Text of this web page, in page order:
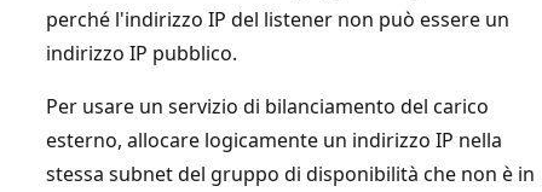
perché l'indirizzo IP del listener non può essere un
indirizzo IP pubblico.
Per usare un servizio di bilanciamento del carico
esterno, allocare logicamente un indirizzo IP nella
stessa subnet del gruppo di disponibilità che non è in